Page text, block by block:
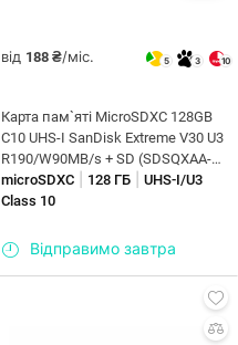
від 188 ₴/міс. 5 3 10
Карта пам`ятi MicroSDXC 128GB
C10 UHS-I SanDisk Extreme V30 U3
R190/W90MB/s + SD (SDSQXAA-
128G-GN6MA)
microSDXC 128 ГБ
UHS-I/U3
Class 10
Відправимо завтра